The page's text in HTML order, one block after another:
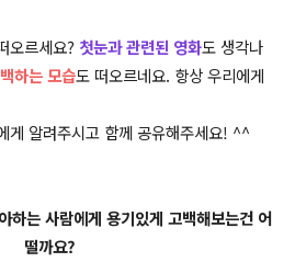
오르세요? 첫눈과 관련된 영화도 생각나
하는 모습도 떠오르네요. 항상 우리에게
게 알려주시고 함께 공유해주세요! ^^
하는 사람에게 용기있게 고백해보는건 어
떨까요?